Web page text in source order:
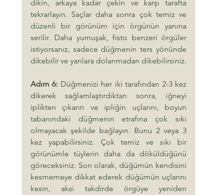
dikin, arkaya kadar çekin ve karşı tarafta
tekrarlayın. Saçlar daha sonra çok temiz ve
düzenli bir görünüm için örgünün yanına
serilir. Daha yumuşak, fisto benzeri örgüler
istiyorsanız, sadece düğmenin ters yönünde
dikebilir ve yanlara dolanmadan dikebilirsiniz.
Adım 6: Düğmenizi her iki tarafından 2-3 kez
dikerek sağlamlaştırdıktan sonra, iğneyi
iplikten çıkarın ve ipliğin uçlarını, boyun
tabanındaki düğmenin etrafına çok sıkı
olmayacak şekilde bağlayın. Bunu 2 veya 3
kez yapabilirsiniz. Çok temiz ve sıkı bir
görünümle tüylerin daha da döküldüğünü
göreceksiniz. Son olarak, düğümün kendisini
kesmemeye dikkat ederek düğümün uçlarını
kesin, aksi takdirde örgüye yeniden